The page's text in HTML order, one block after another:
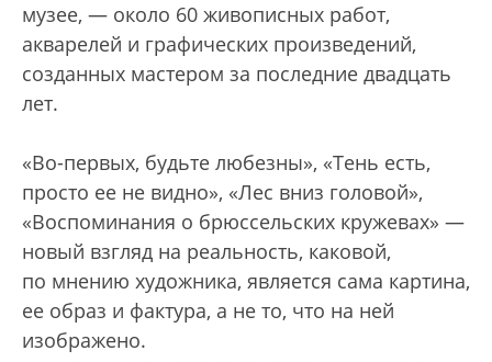
музее, — около 60 живописных работ,
акварелей и графических произведений,
созданных мастером за последние двадцать
лет.
«Во-первых, будьте любезны», «Тень есть,
просто ее не видно», «Лес вниз головой»,
«Воспоминания о брюссельских кружевах» —
новый взгляд на реальность, каковой,
по мнению художника, является сама картина,
ее образ и фактура, а не то, что на ней
изображено.